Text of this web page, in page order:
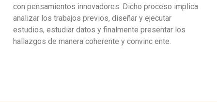
con pensamientos innovadores. Dicho proceso implica
analizar los trabajos previos, diseñar y ejecutar
estudios, estudiar datos y finalmente presentar los
hallazgos de manera coherente y convinc ente.